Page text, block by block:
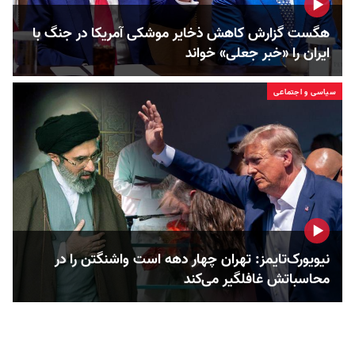
هگست گزارش کاهش ذخایر موشکی آمریکا در جنگ با
ایران را «خبر جعلی» خواند
سیاسی و اجتماعی
نیویورک‌تایمز: تهران چهار دهه است واشنگتن را در
محاسباتش غافلگیر می‌کند